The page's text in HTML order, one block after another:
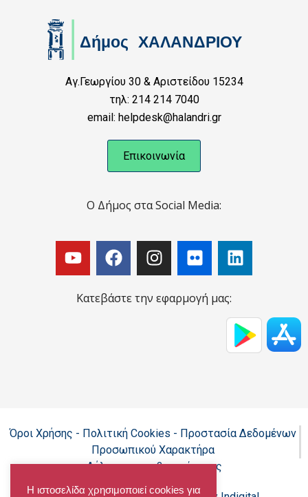
Αγ.Γεωργίου 30 & Αριστείδου 15234
τηλ: 214 214 7040
email: helpdesk@halandri.gr
Επικοινωνία
Ο Δήμος στα Social Media:
Κατεβάστε την εφαρμογή μας:
Όροι Χρήσης - Πολιτική Cookies - Προστασία Δεδομένων
Προσωπικού Χαρακτήρα
Δήλωση προσβασιμότητας
Η ιστοσελίδα χρησιμοποιεί cookies για